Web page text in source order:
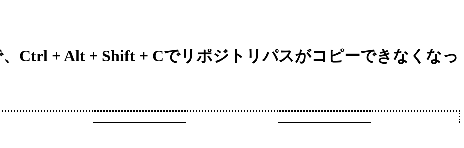
Ctrl + Alt + Shift + Cでリポジトリパスがコピーできなくなっ